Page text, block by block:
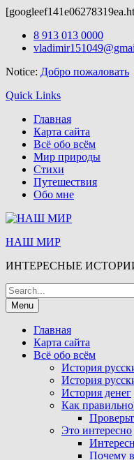
Skip
8 913 013 0000
Notice: Добро пожаловать
Quick Links
Главная
Карта сайта
Всё обо всём
Мир природы
Стихи
Путешествия
Обо мне
НАШ МИР
ИНТЕРЕСНЫЕ
Search
for:Menu
Главная
Карта сайта
Всё обо всём
История
История
История денег
Как
Это интересно
Почему